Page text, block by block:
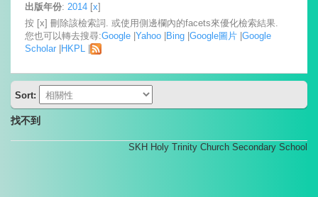
出版年份: 2014 [x]
按 [x] 刪除該檢索詞. 或使用側邊欄內的facets來優化檢索結果.
您也可以轉去搜尋:Google |Yahoo |Bing |Google圖片 |Google
Scholar |HKPL |
Sort:
找不到
SKH Holy Trinity Church Secondary School